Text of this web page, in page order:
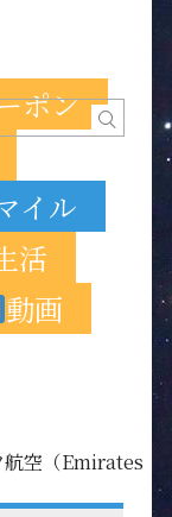
ポン
イル
活
動画
航空（Emirates